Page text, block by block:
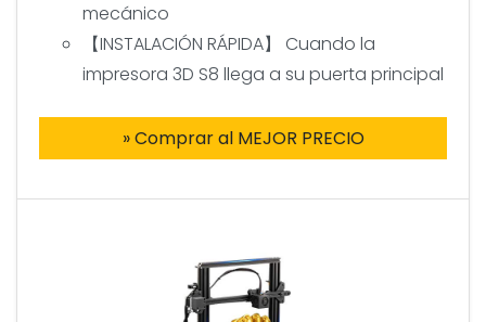
mecánico
【INSTALACIÓN RÁPIDA】 Cuando la
impresora 3D S8 llega a su puerta principal
» Comprar al MEJOR PRECIO